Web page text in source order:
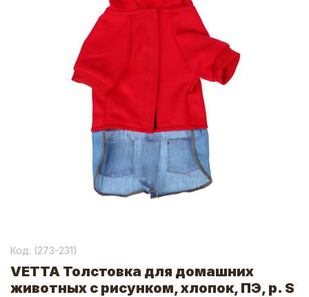
Код: (273-231)
VETTA Толстовка для домашних
животных с рисунком, хлопок, ПЭ, р. S